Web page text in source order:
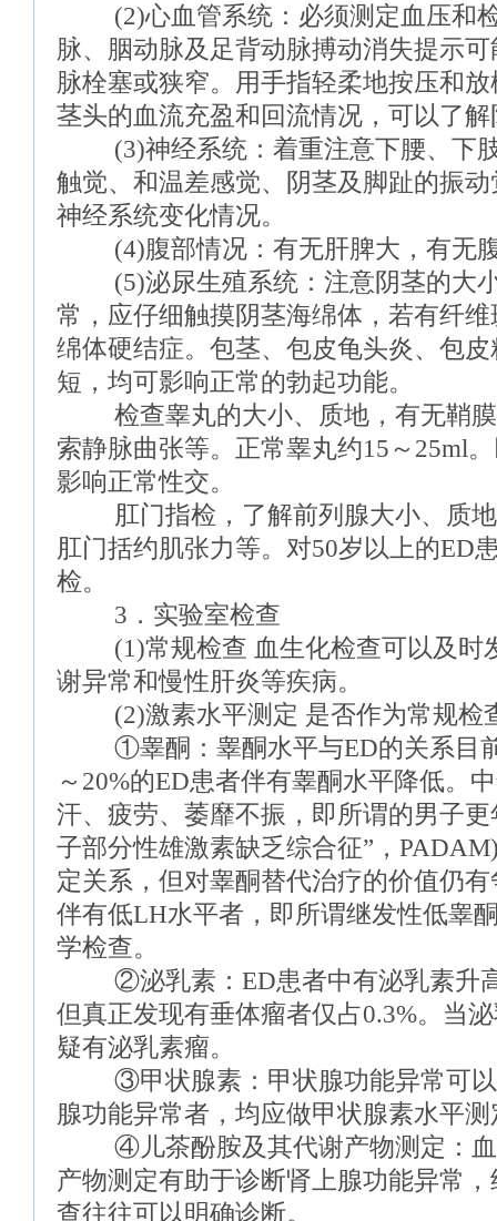
(2)心血管系统：必须测定血压和
脉、胭动脉及足背动脉搏动消失提示
脉栓塞或狭窄。用手指轻柔地按压和
茎头的血流充盈和回流情况，可以了
(3)神经系统：着重注意下腰、下肢
触觉、和温差感觉、阴茎及脚趾的振
神经系统变化情况。
(4)腹部情况：有无肝脾大，有无
(5)泌尿生殖系统：注意阴茎的大小
常，应仔细触摸阴茎海绵体，若有纤
绵体硬结症。包茎、包皮龟头炎、包
短，均可影响正常的勃起功能。
检查睾丸的大小、质地，有无鞘膜
索静脉曲张等。正常睾丸约15～25ml
影响正常性交。
肛门指检，了解前列腺大小、质地
肛门括约肌张力等。对50岁以上的ED
检。
3．实验室检查
(1)常规检查 血生化检查可以及时
谢异常和慢性肝炎等疾病。
(2)激素水平测定 是否作为常规检
①睾酮：睾酮水平与ED的关系目前
～20%的ED患者伴有睾酮水平降低。
汗、疲劳、萎靡不振，即所谓的男子
子部分性雄激素缺乏综合征”，
定关系，但对睾酮替代治疗的价值仍
伴有低LH水平者，即所谓继发性低睾
学检查。
②泌乳素：ED患者中有泌乳素升高
但真正发现有垂体瘤者仅占0.3%。当
疑有泌乳素瘤。
③甲状腺素：甲状腺功能异常可以
腺功能异常者，均应做甲状腺素水平测
④儿茶酚胺及其代谢产物测定：血
产物测定有助于诊断肾上腺功能异常
查往往可以明确诊断。